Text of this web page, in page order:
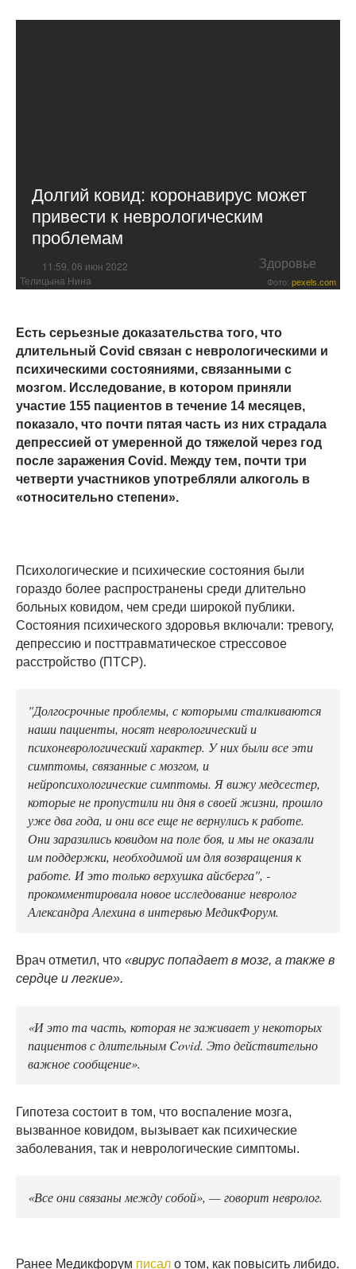
Долгий ковид: коронавирус может
привести к неврологическим
проблемам
11:59, 06 июн 2022 Здоровье
Телицына Нина Фото: pexels.com
Есть серьезные доказательства того, что
длительный Covid связан с неврологическими и
психическими состояниями, связанными с
мозгом. Исследование, в котором приняли
участие 155 пациентов в течение 14 месяцев,
показало, что почти пятая часть из них страдала
депрессией от умеренной до тяжелой через год
после заражения Covid. Между тем, почти три
четверти участников употребляли алкоголь в
«относительно степени».
Психологические и психические состояния были
гораздо более распространены среди длительно
больных ковидом, чем среди широкой публики.
Состояния психического здоровья включали: тревогу,
депрессию и посттравматическое стрессовое
расстройство (ПТСР).
"Долгосрочные проблемы, с которыми сталкиваются
наши пациенты, носят неврологический и
психоневрологический характер. У них были все эти
симптомы, связанные с мозгом, и
нейропсихологические симптомы. Я вижу медсестер,
которые не пропустили ни дня в своей жизни, прошло
уже два года, и они все еще не вернулись к работе.
Они заразились ковидом на поле боя, и мы не оказали
им поддержки, необходимой им для возвращения к
работе. И это только верхушка айсберга", -
прокомментировала новое исследование невролог
Александра Алехина в интервью МедикФорум.
Врач отметил, что «вирус попадает в мозг, а также в
сердце и легкие».
«И это та часть, которая не заживает у некоторых
пациентов с длительным Covid. Это действительно
важное сообщение».
Гипотеза состоит в том, что воспаление мозга,
вызванное ковидом, вызывает как психические
заболевания, так и неврологические симптомы.
«Все они связаны между собой», — говорит невролог.
Ранее Медикфорум писал о том, как повысить либидо.